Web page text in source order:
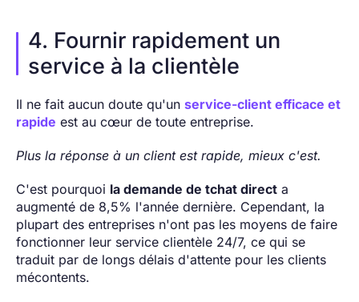
4. Fournir rapidement un
service à la clientèle
Il ne fait aucun doute qu'un service-client efficace et
rapide est au cœur de toute entreprise.
Plus la réponse à un client est rapide, mieux c'est.
C'est pourquoi la demande de tchat direct a
augmenté de 8,5% l'année dernière. Cependant, la
plupart des entreprises n'ont pas les moyens de faire
fonctionner leur service clientèle 24/7, ce qui se
traduit par de longs délais d'attente pour les clients
mécontents.